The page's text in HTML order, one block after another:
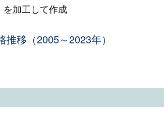
を加工して作成
移（2005～2023年）